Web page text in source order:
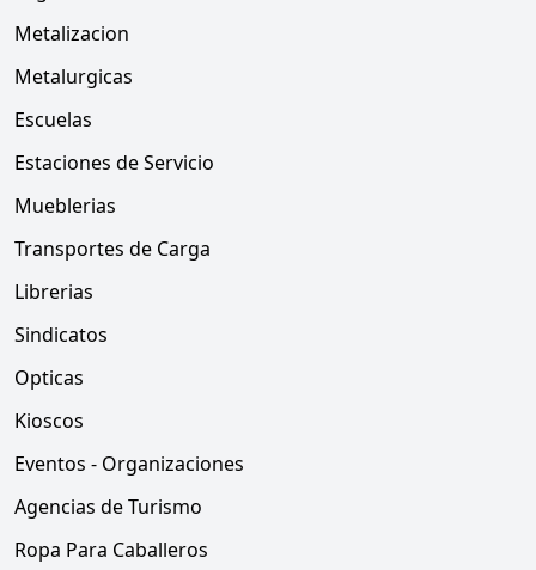
Metalizacion
Metalurgicas
Escuelas
Estaciones de Servicio
Mueblerias
Transportes de Carga
Librerias
Sindicatos
Opticas
Kioscos
Eventos - Organizaciones
Agencias de Turismo
Ropa Para Caballeros